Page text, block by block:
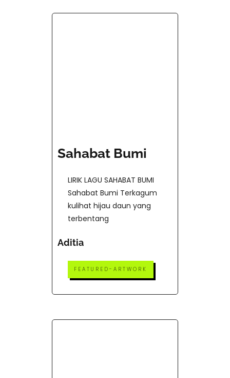
Sahabat Bumi
LIRIK LAGU SAHABAT BUMI
Sahabat Bumi Terkagum
kulihat hijau daun yang
terbentang
Aditia
FEATURED-ARTWORK